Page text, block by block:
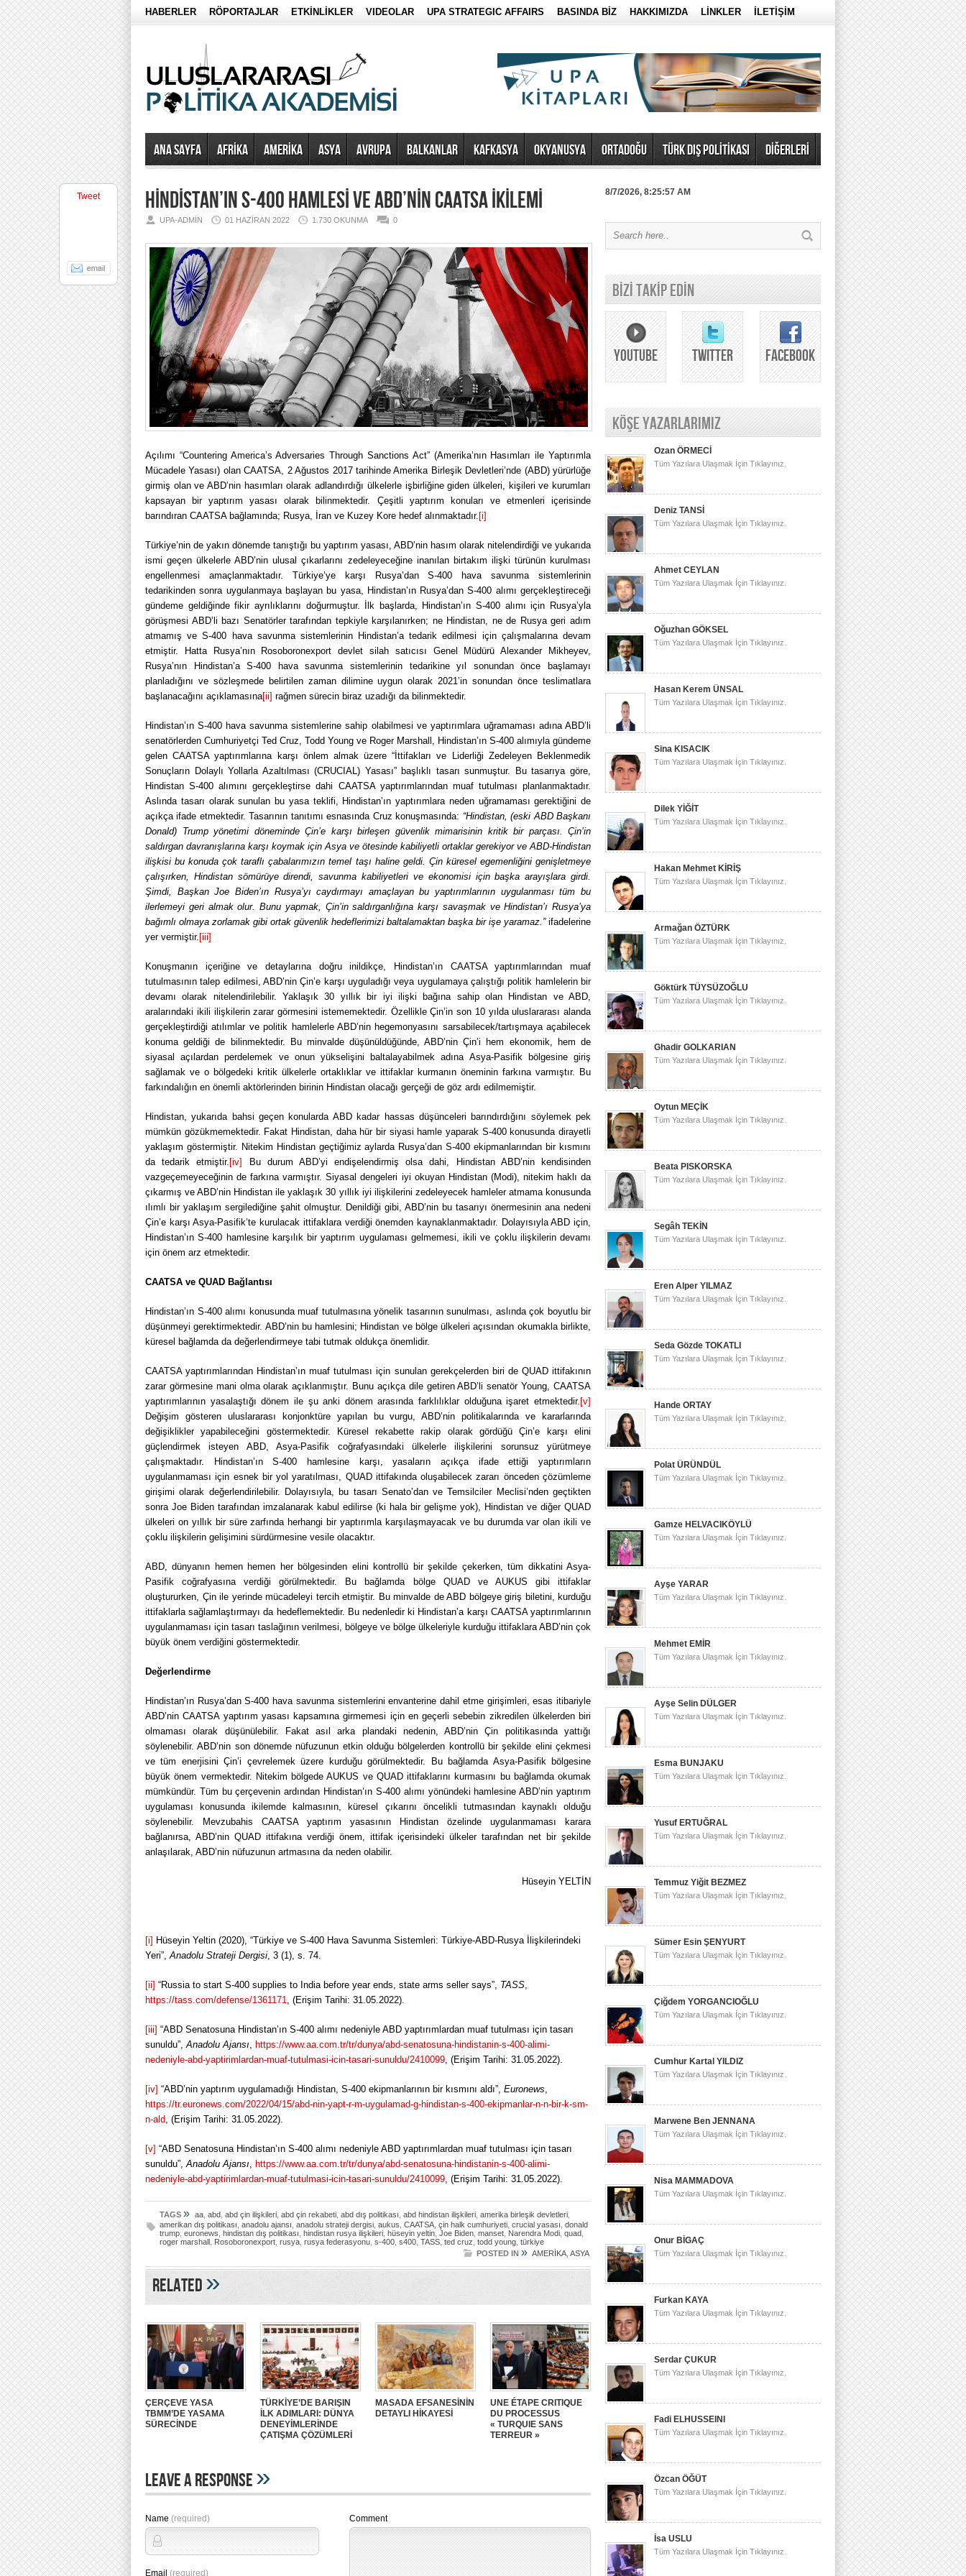
HABERLER RÖPORTAJLAR ETKİNLİKLER VIDEOLAR UPA STRATEGIC AFFAIRS BASINDA BİZ HAKKIMIZDA LİNKLER İLETİŞİM
Ana Sayfa AFRİKA AMERİKA ASYA AVRUPA BALKANLAR KAFKASYA OKYANUSYA ORTADOĞU TÜRK DIŞ POLİTİKASI DİĞERLERİ
HİNDİSTAN’IN S-400 HAMLESİ VE ABD’NİN CAATSA İKİLEMİ
UPA-ADMIN 01 HAZIRAN 2022 1.730 OKUNMA 0
Açılımı “Countering America’s Adversaries Through Sanctions Act” (Amerika’nın Hasımları ile Yaptırımla
Mücadele Yasası) olan CAATSA, 2 Ağustos 2017 tarihinde Amerika Birleşik Devletleri’nde (ABD) yürürlüğe
girmiş olan ve ABD’nin hasımları olarak adlandırdığı ülkelerle işbirliğine giden ülkeleri, kişileri ve kurumları
kapsayan bir yaptırım yasası olarak bilinmektedir. Çeşitli yaptırım konuları ve etmenleri içerisinde
barındıran CAATSA bağlamında; Rusya, İran ve Kuzey Kore hedef alınmaktadır. [i]
Türkiye’nin de yakın dönemde tanıştığı bu yaptırım yasası, ABD’nin hasım olarak nitelendirdiği ve yukarıda
ismi geçen ülkelerle ABD’nin ulusal çıkarlarını zedeleyeceğine inanılan birtakım ilişki türünün kurulması
engellenmesi amaçlanmaktadır. Türkiye’ye karşı Rusya’dan S-400 hava savunma sistemlerinin
tedarikinden sonra uygulanmaya başlayan bu yasa, Hindistan’ın Rusya’dan S-400 alımı gerçekleştireceği
gündeme geldiğinde fikir ayrılıklarını doğurmuştur. İlk başlarda, Hindistan’ın S-400 alımı için Rusya’yla
görüşmesi ABD’li bazı Senatörler tarafından tepkiyle karşılanırken; ne Hindistan, ne de Rusya geri adım
atmamış ve S-400 hava savunma sistemlerinin Hindistan’a tedarik edilmesi için çalışmalarına devam
etmiştir. Hatta Rusya’nın Rosoboronexport devlet silah satıcısı Genel Müdürü Alexander Mikheyev,
Rusya’nın Hindistan’a S-400 hava savunma sistemlerinin tedarikine yıl sonundan önce başlamayı
planladığını ve sözleşmede belirtilen zaman dilimine uygun olarak 2021’in sonundan önce teslimatlara
başlanacağını açıklamasına[ii] rağmen sürecin biraz uzadığı da bilinmektedir.
Hindistan’ın S-400 hava savunma sistemlerine sahip olabilmesi ve yaptırımlara uğramaması adına ABD’li
senatörlerden Cumhuriyetçi Ted Cruz, Todd Young ve Roger Marshall, Hindistan’ın S-400 alımıyla gündeme
gelen CAATSA yaptırımlarına karşı önlem almak üzere “İttifakları ve Liderliği Zedeleyen Beklenmedik
Sonuçların Dolaylı Yollarla Azaltılması (CRUCIAL) Yasası” başlıklı tasarı sunmuştur. Bu tasarıya göre,
Hindistan S-400 alımını gerçekleştirse dahi CAATSA yaptırımlarından muaf tutulması planlanmaktadır.
Aslında tasarı olarak sunulan bu yasa teklifi, Hindistan’ın yaptırımlara neden uğramaması gerektiğini de
açıkça ifade etmektedir. Tasarının tanıtımı esnasında Cruz konuşmasında: “Hindistan, (eski ABD Başkanı
Donald) Trump yönetimi döneminde Çin’e karşı birleşen güvenlik mimarisinin kritik bir parçası. Çin’in
saldırgan davranışlarına karşı koymak için Asya ve ötesinde kabiliyetli ortaklar gerekiyor ve ABD-Hindistan
ilişkisi bu konuda çok taraflı çabalarımızın temel taşı haline geldi. Çin küresel egemenliğini genişletmeye
çalışırken, Hindistan sömürüye direndi, savunma kabiliyetleri ve ekonomisi için başka arayışlara girdi.
Şimdi, Başkan Joe Biden’ın Rusya’yı caydırmayı amaçlayan bu yaptırımlarının uygulanması tüm bu
ilerlemeyi geri almak olur. Bunu yapmak, Çin’in saldırganlığına karşı savaşmak ve Hindistan’ı Rusya’ya
bağımlı olmaya zorlamak gibi ortak güvenlik hedeflerimizi baltalamaktan başka bir işe yaramaz.”ifadelerine
yer vermiştir. [iii]
Konuşmanın içeriğine ve detaylarına doğru inildikçe, Hindistan’ın CAATSA yaptırımlarından muaf
tutulmasının talep edilmesi, ABD’nin Çin’e karşı uyguladığı veya uygulamaya çalıştığı politik hamlelerin bir
devamı olarak nitelendirilebilir. Yaklaşık 30 yıllık bir iyi ilişki bağına sahip olan Hindistan ve ABD,
aralarındaki ikili ilişkilerin zarar görmesini istememektedir. Özellikle Çin’in son 10 yılda uluslararası alanda
gerçekleştirdiği atılımlar ve politik hamlelerle ABD’nin hegemonyasını sarsabilecek/tartışmaya açabilecek
konuma geldiği de bilinmektedir. Bu minvalde düşünüldüğünde, ABD’nin Çin’i hem ekonomik, hem de
siyasal açılardan perdelemek ve onun yükselişini baltalayabilmek adına Asya-Pasifik bölgesine giriş
sağlamak ve o bölgedeki kritik ülkelerle ortaklıklar ve ittifaklar kurmanın öneminin farkına varmıştır. Bu
farkındalığın en önemli aktörlerinden birinin Hindistan olacağı gerçeği de göz ardı edilmemiştir.
Hindistan, yukarıda bahsi geçen konularda ABD kadar hassas düşünceleri barındırdığını söylemek pek
mümkün gözükmemektedir. Fakat Hindistan, daha hür bir siyasi hamle yaparak S-400 konusunda dirayetli
yaklaşım göstermiştir. Nitekim Hindistan geçtiğimiz aylarda Rusya’dan S-400 ekipmanlarından bir kısmını
da tedarik etmiştir. [iv]
Bu durum ABD’yi endişelendirmiş olsa dahi, Hindistan ABD’nin kendisinden
vazgeçemeyeceğinin de farkına varmıştır. Siyasal dengeleri iyi okuyan Hindistan (Modi), nitekim haklı da
çıkarmış ve ABD’nin Hindistan ile yaklaşık 30 yıllık iyi ilişkilerini zedeleyecek hamleler atmama konusunda
ılımlı bir yaklaşım sergilediğine şahit olmuştur. Denildiği gibi, ABD’nin bu tasarıyı önermesinin ana nedeni
Çin’e karşı Asya-Pasifik’te kurulacak ittifaklara verdiği önemden kaynaklanmaktadır. Dolayısıyla ABD için,
Hindistan’ın S-400 hamlesine karşılık bir yaptırım uygulaması gelmemesi, ikili ve çoklu ilişkilerin devamı
için önem arz etmektedir.
CAATSA ve QUAD Bağlantısı
Hindistan’ın S-400 alımı konusunda muaf tutulmasına yönelik tasarının sunulması, aslında çok boyutlu bir
düşünmeyi gerektirmektedir. ABD’nin bu hamlesini; Hindistan ve bölge ülkeleri açısından okumakla birlikte,
küresel bağlamda da değerlendirmeye tabi tutmak oldukça önemlidir.
CAATSA yaptırımlarından Hindistan’ın muaf tutulması için sunulan gerekçelerden biri de QUAD ittifakının
zarar görmesine mani olma olarak açıklanmıştır. Bunu açıkça dile getiren ABD’li senatör Young, CAATSA
yaptırımlarının yasalaştığı dönem ile şu anki dönem arasında farklılıklar olduğuna işaret etmektedir. [v]
Değişim gösteren uluslararası konjonktüre yapılan bu vurgu, ABD’nin politikalarında ve kararlarında
değişiklikler yapabileceğini göstermektedir. Küresel rekabette rakip olarak gördüğü Çin’e karşı elini
güçlendirmek isteyen ABD, Asya-Pasifik coğrafyasındaki ülkelerle ilişkilerini sorunsuz yürütmeye
çalışmaktadır. Hindistan’ın S-400 hamlesine karşı, yasaların açıkça ifade ettiği yaptırımların
uygulanmaması için esnek bir yol yaratılması, QUAD ittifakında oluşabilecek zararı önceden çözümleme
girişimi olarak değerlendirilebilir. Dolayısıyla, bu tasarı Senato’dan ve Temsilciler Meclisi’nden geçtikten
sonra Joe Biden tarafından imzalanarak kabul edilirse (ki hala bir gelişme yok), Hindistan ve diğer QUAD
ülkeleri on yıllık bir süre zarfında herhangi bir yaptırımla karşılaşmayacak ve bu durumda var olan ikili ve
çoklu ilişkilerin gelişimini sürdürmesine vesile olacaktır.
ABD, dünyanın hemen hemen her bölgesinden elini kontrollü bir şekilde çekerken, tüm dikkatini Asya-
Pasifik coğrafyasına verdiği görülmektedir. Bu bağlamda bölge QUAD ve AUKUS gibi ittifaklar
oluştururken, Çin ile yerinde mücadeleyi tercih etmiştir. Bu minvalde de ABD bölgeye giriş biletini, kurduğu
ittifaklarla sağlamlaştırmayı da hedeflemektedir. Bu nedenledir ki Hindistan’a karşı CAATSA yaptırımlarının
uygulanmaması için tasarı taslağının verilmesi, bölgeye ve bölge ülkeleriyle kurduğu ittifaklara ABD’nin çok
büyük önem verdiğini göstermektedir.
Değerlendirme
Hindistan’ın Rusya’dan S-400 hava savunma sistemlerini envanterine dahil etme girişimleri, esas itibariyle
ABD’nin CAATSA yaptırım yasası kapsamına girmemesi için en geçerli sebebin zikredilen ülkelerden biri
olmaması olarak düşünülebilir. Fakat asıl arka plandaki nedenin, ABD’nin Çin politikasında yattığı
söylenebilir. ABD’nin son dönemde nüfuzunun etkin olduğu bölgelerden kontrollü bir şekilde elini çekmesi
ve tüm enerjisini Çin’i çevrelemek üzere kurduğu görülmektedir. Bu bağlamda Asya-Pasifik bölgesine
büyük önem vermektedir. Nitekim bölgede AUKUS ve QUAD ittifaklarını kurmasını bu bağlamda okumak
mümkündür. Tüm bu çerçevenin ardından Hindistan’ın S-400 alımı yönündeki hamlesine ABD’nin yaptırım
uygulaması konusunda ikilemde kalmasının, küresel çıkarını öncelikli tutmasından kaynaklı olduğu
söylenebilir. Mevzubahis CAATSA yaptırım yasasının Hindistan özelinde uygulanmaması karara
bağlanırsa, ABD’nin QUAD ittifakına verdiği önem, ittifak içerisindeki ülkeler tarafından net bir şekilde
anlaşılarak, ABD’nin nüfuzunun artmasına da neden olabilir.
Hüseyin YELTİN
[i] Hüseyin Yeltin (2020), “Türkiye ve S-400 Hava Savunma Sistemleri: Türkiye-ABD-Rusya İlişkilerindeki
Yeri”,Anadolu Strateji Dergisi, 3 (1), s. 74.
[ii] “Russia to start S-400 supplies to India before year ends, state arms seller says”, TASS,
https://tass.com/defense/1361171, (Erişim Tarihi: 31.05.2022).
[iii] “ABD Senatosuna Hindistan’ın S-400 alımı nedeniyle ABD yaptırımlardan muaf tutulması için tasarı
sunuldu”,Anadolu Ajansı, https://www.aa.com.tr/tr/dunya/abd-senatosuna-hindistanin-s-400-alimi-
nedeniyle-abd-yaptirimlardan-muaf-tutulmasi-icin-tasari-sunuldu/2410099, (Erişim Tarihi: 31.05.2022).
[iv] “ABD’nin yaptırım uygulamadığı Hindistan, S-400 ekipmanlarının bir kısmını aldı”, Euronews,
https://tr.euronews.com/2022/04/15/abd-nin-yapt-r-m-uygulamad-g-hindistan-s-400-ekipmanlar-n-n-bir-k-sm-
n-ald, (Erişim Tarihi: 31.05.2022).
[v] “ABD Senatosuna Hindistan’ın S-400 alımı nedeniyle ABD yaptırımlardan muaf tutulması için tasarı
sunuldu”,Anadolu Ajansı, https://www.aa.com.tr/tr/dunya/abd-senatosuna-hindistanin-s-400-alimi-
nedeniyle-abd-yaptirimlardan-muaf-tutulmasi-icin-tasari-sunuldu/2410099, (Erişim Tarihi: 31.05.2022).
Tweet
TAGS » aa abd abd çin ilişkileri abd çin rekabeti abd dış politikası abd hindistan ilişkileri amerika birleşik devletleri
amerikan dış politikası anadolu ajansı anadolu strateji dergisi aukus CAATSA çin halk cumhuriyeti crucial yasası donald
trump euronews hindistan dış politikası hindistan rusya ilişkileri hüseyin yeltin Joe Biden manset Narendra Modi quad
roger marshall Rosoboronexport rusya rusya federasyonu s-400 s400 TASS ted cruz todd young türkiye
POSTED IN » AMERİKA ASYA
Related»
ÇERÇEVE YASA
TBMM’DE YASAMA
SÜRECİNDE
TÜRKİYE’DE BARIŞIN
İLK ADIMLARI: DÜNYA
DENEYİMLERİNDE
ÇATIŞMA ÇÖZÜMLERİ
MASADA EFSANESİNİN
DETAYLI HİKAYESİ
UNE ÉTAPE CRITIQUE
DU PROCESSUS
« TURQUIE SANS
TERREUR »
Leave A Response»
Name (required)
Email (required)
Comment
8/7/2026, 8:25:57 AM
BİZİ TAKİP EDİN
YOUTUBE TWITTER FACEBOOK
KÖŞE YAZARLARIMIZ
Ozan ÖRMECİ
Tüm Yazılara Ulaşmak İçin Tıklayınız.
Deniz TANSİ
Tüm Yazılara Ulaşmak İçin Tıklayınız.
Ahmet CEYLAN
Tüm Yazılara Ulaşmak İçin Tıklayınız.
Oğuzhan GÖKSEL
Tüm Yazılara Ulaşmak İçin Tıklayınız.
Hasan Kerem ÜNSAL
Tüm Yazılara Ulaşmak İçin Tıklayınız.
Sina KISACIK
Tüm Yazılara Ulaşmak İçin Tıklayınız.
Dilek YİĞİT
Tüm Yazılara Ulaşmak İçin Tıklayınız.
Hakan Mehmet KİRİŞ
Tüm Yazılara Ulaşmak İçin Tıklayınız.
Armağan ÖZTÜRK
Tüm Yazılara Ulaşmak İçin Tıklayınız.
Göktürk TÜYSÜZOĞLU
Tüm Yazılara Ulaşmak İçin Tıklayınız.
Ghadir GOLKARIAN
Tüm Yazılara Ulaşmak İçin Tıklayınız.
Oytun MEÇİK
Tüm Yazılara Ulaşmak İçin Tıklayınız.
Beata PISKORSKA
Tüm Yazılara Ulaşmak İçin Tıklayınız.
Segâh TEKİN
Tüm Yazılara Ulaşmak İçin Tıklayınız.
Eren Alper YILMAZ
Tüm Yazılara Ulaşmak İçin Tıklayınız.
Seda Gözde TOKATLI
Tüm Yazılara Ulaşmak İçin Tıklayınız.
Hande ORTAY
Tüm Yazılara Ulaşmak İçin Tıklayınız.
Polat ÜRÜNDÜL
Tüm Yazılara Ulaşmak İçin Tıklayınız.
Gamze HELVACIKÖYLÜ
Tüm Yazılara Ulaşmak İçin Tıklayınız.
Ayşe YARAR
Tüm Yazılara Ulaşmak İçin Tıklayınız.
Mehmet EMİR
Tüm Yazılara Ulaşmak İçin Tıklayınız.
Ayşe Selin DÜLGER
Tüm Yazılara Ulaşmak İçin Tıklayınız.
Esma BUNJAKU
Tüm Yazılara Ulaşmak İçin Tıklayınız.
Yusuf ERTUĞRAL
Tüm Yazılara Ulaşmak İçin Tıklayınız.
Temmuz Yiğit BEZMEZ
Tüm Yazılara Ulaşmak İçin Tıklayınız.
Sümer Esin ŞENYURT
Tüm Yazılara Ulaşmak İçin Tıklayınız.
Çiğdem YORGANCIOĞLU
Tüm Yazılara Ulaşmak İçin Tıklayınız.
Cumhur Kartal YILDIZ
Tüm Yazılara Ulaşmak İçin Tıklayınız.
Marwene Ben JENNANA
Tüm Yazılara Ulaşmak İçin Tıklayınız.
Nisa MAMMADOVA
Tüm Yazılara Ulaşmak İçin Tıklayınız.
Onur BİGAÇ
Tüm Yazılara Ulaşmak İçin Tıklayınız.
Furkan KAYA
Tüm Yazılara Ulaşmak İçin Tıklayınız.
Serdar ÇUKUR
Tüm Yazılara Ulaşmak İçin Tıklayınız.
Fadi ELHUSSEINI
Tüm Yazılara Ulaşmak İçin Tıklayınız.
Özcan ÖĞÜT
Tüm Yazılara Ulaşmak İçin Tıklayınız.
İsa USLU
Tüm Yazılara Ulaşmak İçin Tıklayınız.